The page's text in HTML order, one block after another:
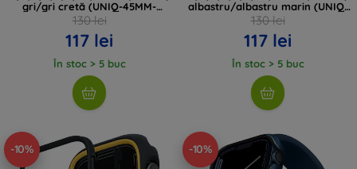
gri/gri cretă (UNIQ-45MM-
MONOSGRY)
130 lei
117 lei
În stoc > 5 buc
albastru/albastru marin (UNIQ-
45MM-MONOSBLU)
130 lei
117 lei
În stoc > 5 buc
-10% -10%